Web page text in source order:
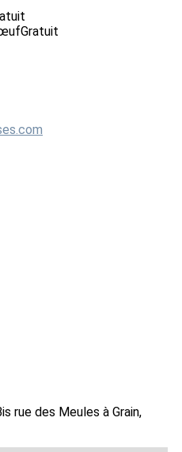
Gratuit
rue des Meules à Grain,